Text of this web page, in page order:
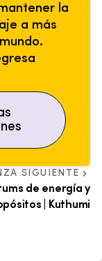
la
a más
SIGUIENTE
de energía y
| Kuthumi